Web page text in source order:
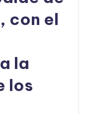
con el
la
los